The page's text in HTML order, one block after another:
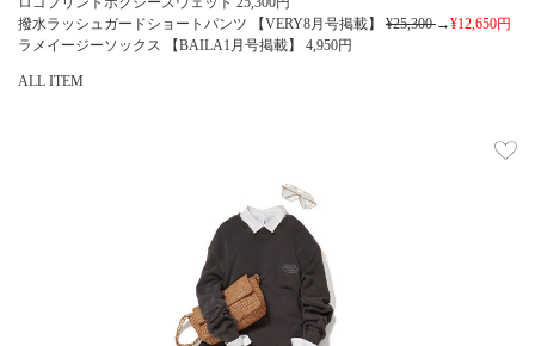
撥水ラッシュガードショートパンツ 【VERY8月号掲載】 ¥25,300→¥12,650円
ラメイージーソックス 【BAILA1月号掲載】 4,950円
ALL ITEM